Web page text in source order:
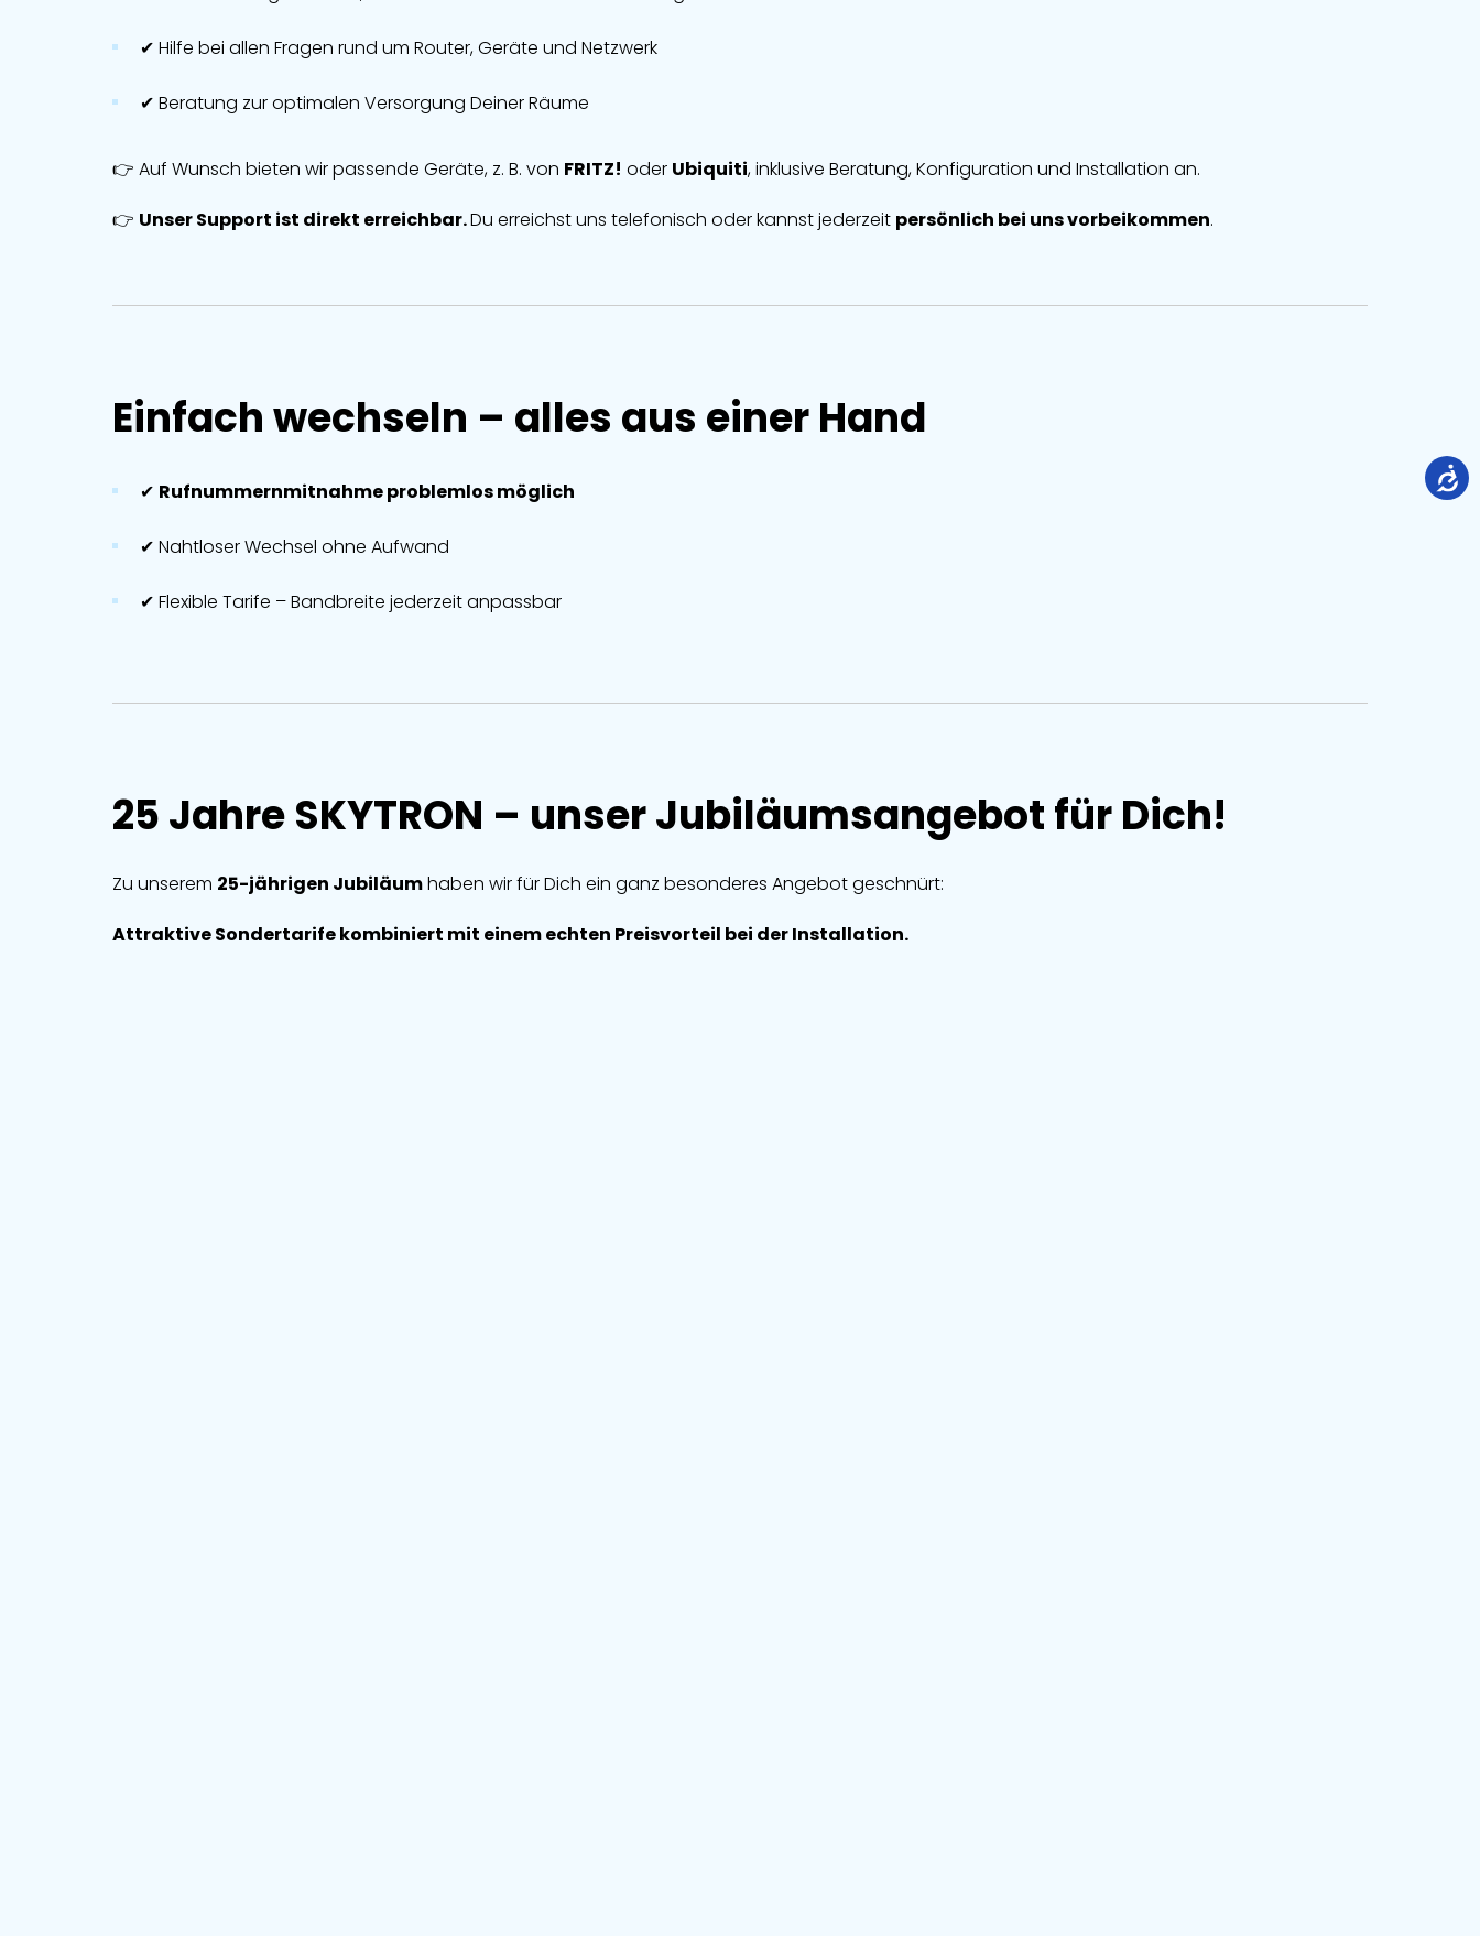
✔ Hilfe bei allen Fragen rund um Router, Geräte und Netzwerk
✔ Beratung zur optimalen Versorgung Deiner Räume
👉 Auf Wunsch bieten wir passende Geräte, z. B. von FRITZ! oder Ubiquiti, inklusive Beratung, Konfiguration und Installation an.
👉 Unser Support ist direkt erreichbar.Du erreichst uns telefonisch oder kannst jederzeit persönlich bei uns vorbeikommen.
Einfach wechseln – alles aus einer Hand
✔ Rufnummernmitnahme problemlos möglich
✔ Nahtloser Wechsel ohne Aufwand
✔ Flexible Tarife – Bandbreite jederzeit anpassbar
25 Jahre SKYTRON – unser Jubiläumsangebot für Dich!
Zu unserem 25-jährigen Jubiläumhaben wir für Dich ein ganz besonderes Angebot geschnürt:
Attraktive Sondertarife kombiniert mit einem echten Preisvorteil bei der Installation.